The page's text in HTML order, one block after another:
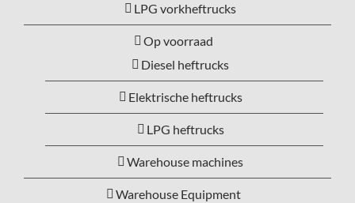
LPG vorkheftrucks
Op voorraad
Diesel heftrucks
Elektrische heftrucks
LPG heftrucks
Warehouse machines
Warehouse Equipment